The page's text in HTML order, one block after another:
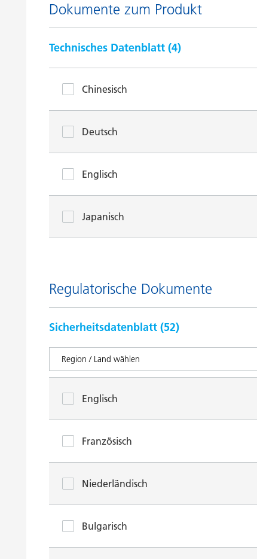
Dokumente zum Produkt
Technisches Datenblatt (4)
Chinesisch
Deutsch
Englisch
Japanisch
Regulatorische Dokumente
Sicherheitsdatenblatt (52)
Englisch
Französisch
Niederländisch
Bulgarisch